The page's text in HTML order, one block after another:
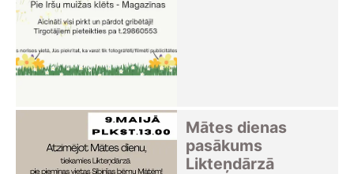
Mātes dienas
pasākums
Likteņdārzā